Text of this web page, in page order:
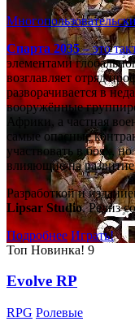
Спарта 2035– это
элементами
возглавляет отряд
разворачивается в
вооружённые
Африки, а частная
самые опасные
участвовать в боях,
влияющие на
Разработкой и
Lipsar Studio. Релиз
Подробнее Играть!
Топ Новинка! 9
Evolve RP
RPG Ролевые